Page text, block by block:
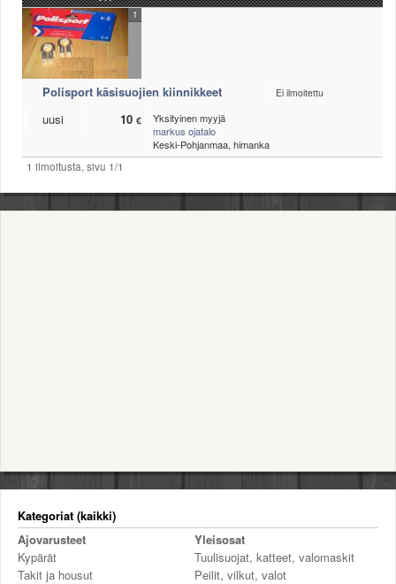
TIETOPANKKI
TAPAHTUMAT
MP15 kuvia
MP14 kuvia
MP13 kuvia
ACS 2015 kuvia
UUTISET
Valitse paikkakunta
Kevytversio
1
Polisport käsisuojien kiinnikkeet Ei ilmoitettu
uusi 10 €
Yksityinen myyjä
markus ojatalo
Keski-Pohjanmaa, himanka
1 ilmoitusta, sivu 1/1
Kategoriat (kaikki)
Ajovarusteet
Kypärät
Takit ja housut
Yleisosat
Tuulisuojat, katteet, valomaskit
Peilit, vilkut, valot